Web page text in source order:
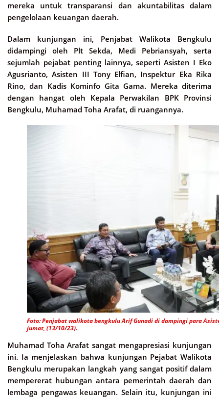
mereka untuk transparansi dan akuntabilitas dalam
pengelolaan keuangan daerah.
Dalam kunjungan ini, Penjabat Walikota Bengkulu
didampingi oleh Plt Sekda, Medi Pebriansyah, serta
sejumlah pejabat penting lainnya, seperti Asisten I Eko
Agusrianto, Asisten III Tony Elfian, Inspektur Eka Rika
Rino, dan Kadis Kominfo Gita Gama. Mereka diterima
dengan hangat oleh Kepala Perwakilan BPK Provinsi
Bengkulu, Muhamad Toha Arafat, di ruangannya.
Foto: Penjabat walikota bengkulu Arif Gunadi di dampingi para
jumat, (13/10/23).
Muhamad Toha Arafat sangat mengapresiasi kunjungan
ini. Ia menjelaskan bahwa kunjungan Pejabat Walikota
Bengkulu merupakan langkah yang sangat positif dalam
mempererat hubungan antara pemerintah daerah dan
lembaga pengawas keuangan. Selain itu, kunjungan ini